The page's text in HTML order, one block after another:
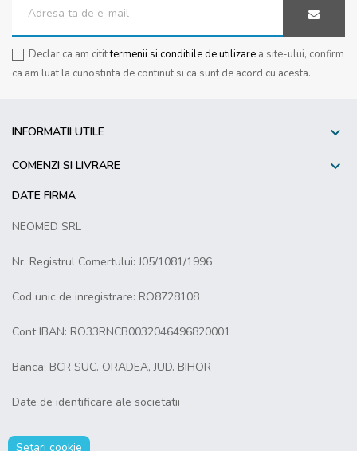
Declar ca am citittermenii si conditiile de utilizare a site-ului, confirm
ca am luat la cunostinta de continut si ca sunt de acord cu acesta.
INFORMATII UTILE 
COMENZI SI LIVRARE 
DATE FIRMA
NEOMED SRL
Nr. Registrul Comertului: J05/1081/1996
Cod unic de inregistrare: RO8728108
Cont IBAN: RO33RNCB0032046496820001
Banca: BCR SUC. ORADEA, JUD. BIHOR
Date de identificare ale societatii
Setari cookie